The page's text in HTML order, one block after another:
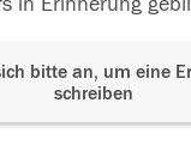
bitte an, um eine
schreiben